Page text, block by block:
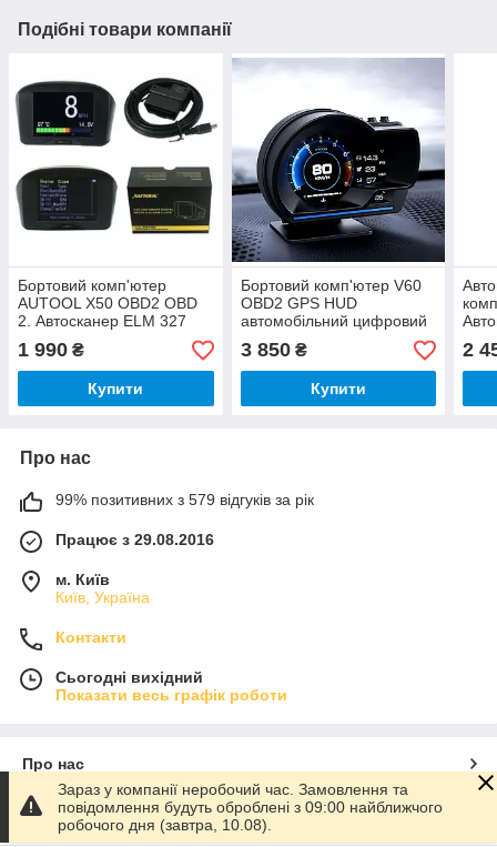
Подібні товари компанії
Бортовий комп'ютер
AUTOOL X50 OBD2 OBD
2. Автосканер ELM 327
V1.5
1 990 ₴
Купити
Бортовий комп'ютер V60
OBD2 GPS HUD
автомобільний цифровий
спідометр, смарт-датчик,
турбооберт
3 850₴
Купити
2
Про нас
99% позитивних з 579 відгуків за рік
Працює з 29.08.2016
м. Київ
Київ, Україна
Контакти
Сьогодні вихідний
Показати весь графік роботи
Про нас
Контакти
Зараз у компанії неробочий час. Замовлення та
повідомлення будуть оброблені з 09:00 найближчого
робочого дня (завтра, 10.08).